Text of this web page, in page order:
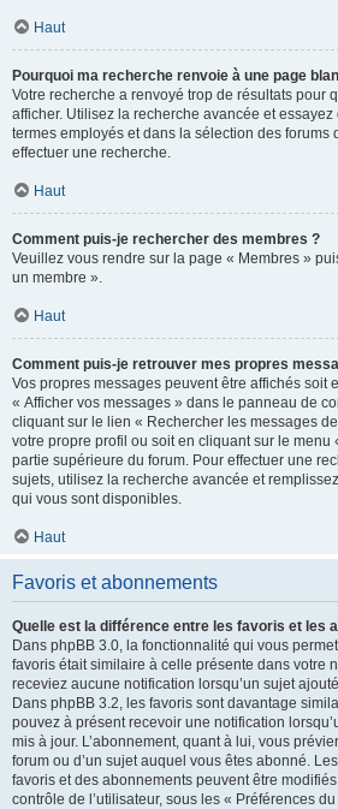
Haut
Pourquoi ma recherche renvoie à une page
Votre recherche a renvoyé trop de résultats pour
afficher. Utilisez la recherche avancée et essayez
termes employés et dans la sélection des forums
effectuer une recherche.
Haut
Comment puis-je rechercher des membres ?
Veuillez vous rendre sur la page « Membres »
un membre ».
Haut
Comment puis-je retrouver mes propres
Vos propres messages peuvent être affichés soit
« Afficher vos messages » dans le panneau de
cliquant sur le lien « Rechercher les messages
votre propre profil ou soit en cliquant sur le menu
partie supérieure du forum. Pour effectuer une
sujets, utilisez la recherche avancée et
qui vous sont disponibles.
Haut
Favoris et abonnements
Quelle est la différence entre les favoris et les
Dans phpBB 3.0, la fonctionnalité qui vous
favoris était similaire à celle présente dans votre
receviez aucune notification lorsqu’un sujet
Dans phpBB 3.2, les favoris sont davantage
pouvez à présent recevoir une notification
mis à jour. L’abonnement, quant à lui, vous
forum ou d’un sujet auquel vous êtes abonné.
favoris et des abonnements peuvent être
contrôle de l’utilisateur, sous les « Préférences